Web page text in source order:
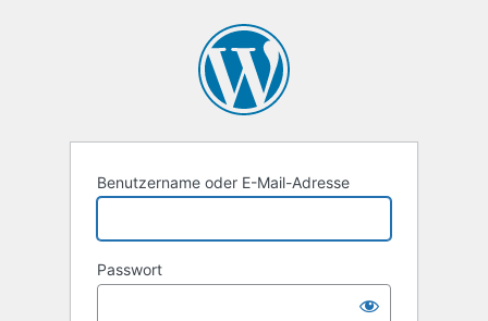
Benutzername oder E-Mail-Adresse
Passwort